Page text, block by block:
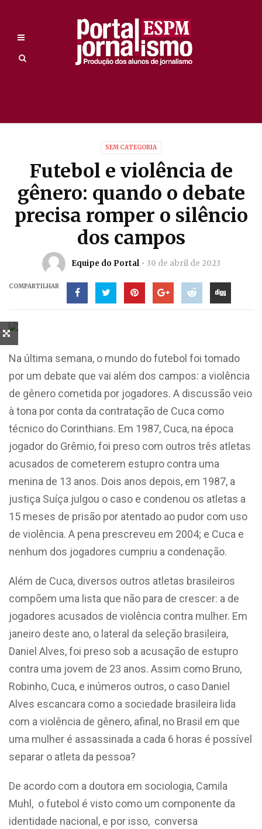
SEM CATEGORIA
Futebol e violência de
gênero: quando o debate
precisa romper o silêncio
dos campos
Equipe do Portal 30 de abril de 2023
COMPARTILHAR
Na última semana, o mundo do futebol foi tomado
por um debate que vai além dos campos: a violência
de gênero cometida por jogadores. A discussão veio
à tona por conta da contratação de Cuca como
técnico do Corinthians. Em 1987, Cuca, na época
jogador do Grêmio, foi preso com outros três atletas
acusados de cometerem estupro contra uma
menina de 13 anos. Dois anos depois, em 1987, a
justiça Suíça julgou o caso e condenou os atletas a
15 meses de prisão por atentado ao pudor com uso
de violência. A pena prescreveu em 2004; e Cuca e
nenhum dos jogadores cumpriu a condenação.
Além de Cuca, diversos outros atletas brasileiros
compõem uma lista que não para de crescer: a de
jogadores acusados de violência contra mulher. Em
janeiro deste ano, o lateral da seleção brasileira,
Daniel Alves, foi preso sob a acusação de estupro
contra uma jovem de 23 anos. Assim como Bruno,
Robinho, Cuca, e inúmeros outros, o caso Daniel
Alves escancara como a sociedade brasileira lida
com a violência de gênero, afinal, no Brasil em que
uma mulher é assassinada a cada 6 horas é possível
separar o atleta da pessoa?
De acordo com a doutora em sociologia, Camila
Muhl, o futebol é visto como um componente da
identidade nacional, e por isso, conversa